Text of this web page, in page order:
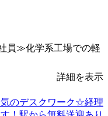
員≫化学系工場での軽
詳細を表示